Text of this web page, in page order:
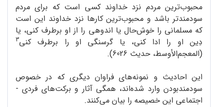
محبوب‌ترین مردم نزد خداوند کسی است که برای مردم
سودمندتر باشد و محبوب‌ترین کارها نزد خداوند این است
که مسلمانی را خوش‌حال یا اندوهی را از او برطرف کنی، یا
دِین او را ادا کنی، یا گرسنگی او را برطرف کنی3
(المعجم‌الأوسط، حدیث 6026).
این احادیث و نمونه‌های فراوان دیگری که در خصوص
سودمندبودن وارد شده‌اند، همگی آثار و برکت‌های فردی -
اجتماعی این خصیصه را بیان می‌کنند.